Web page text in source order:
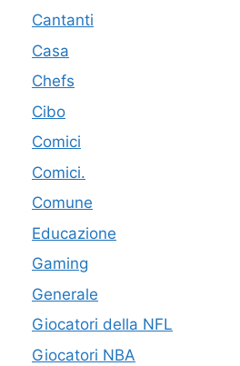
Cantanti
Casa
Chefs
Cibo
Comici
Comici.
Comune
Educazione
Gaming
Generale
Giocatori della NFL
Giocatori NBA